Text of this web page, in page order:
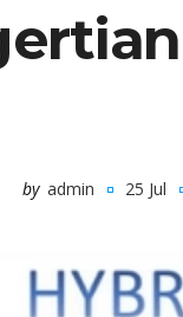
by admin 25 Jul